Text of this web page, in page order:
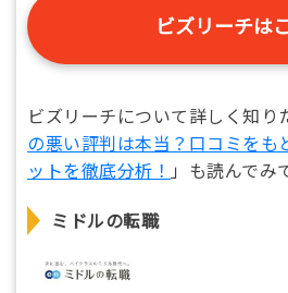
ビズリーチは
ビズリーチについて詳しく知り
の悪い評判は本当？口コミをも
ットを徹底分析！ 」も読んでみ
ミドルの転職